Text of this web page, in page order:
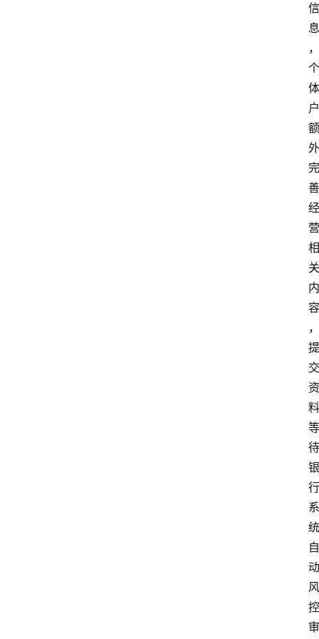
信
息
，
个
体
户
额
外
完
善
经
营
相
关
内
容
，
提
交
资
料
等
待
银
行
系
统
自
动
风
控
审